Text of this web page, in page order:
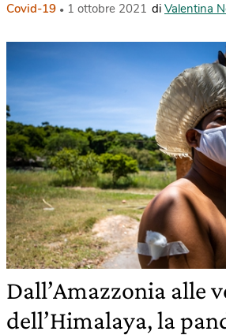
Covid-19 1 ottobre 2021 di Valentina
Dall’Amazzonia alle
dell’Himalaya, la